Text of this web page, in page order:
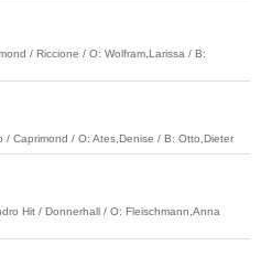
/ Riccione / O: Wolfram,Larissa / B:
/ Caprimond / O: Ates,Denise / B: Otto,Dieter
Hit / Donnerhall / O: Fleischmann,Anna